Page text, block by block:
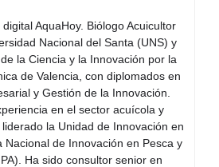
AquaHoy. Biólogo Acuicultor
Nacional del Santa (UNS) y
la Ciencia y la Innovación por la
de Valencia, con diplomados en
y Gestión de la Innovación.
en el sector acuícola y
la Unidad de Innovación en
Nacional de Innovación en Pesca y
Ha sido consultor senior en